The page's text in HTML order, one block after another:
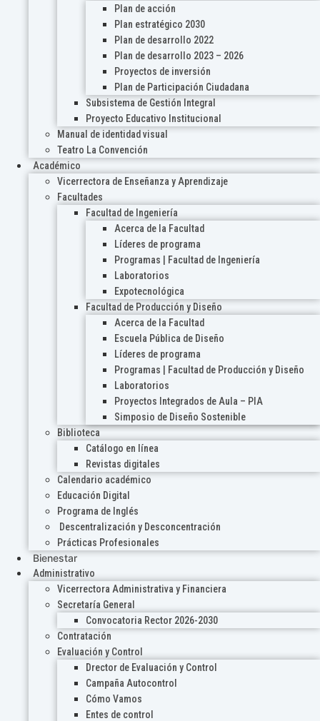
Plan de acción
Plan estratégico 2030
Plan de desarrollo 2022
Plan de desarrollo 2023 – 2026
Proyectos de inversión
Plan de Participación Ciudadana
Subsistema de Gestión Integral
Proyecto Educativo Institucional
Manual de identidad visual
Teatro La Convención
Académico
Vicerrectora de Enseñanza y Aprendizaje
Facultades
Facultad de Ingeniería
Acerca de la Facultad
Líderes de programa
Programas | Facultad de Ingeniería
Laboratorios
Expotecnológica
Facultad de Producción y Diseño
Acerca de la Facultad
Escuela Pública de Diseño
Líderes de programa
Programas | Facultad de Producción y Diseño
Laboratorios
Proyectos Integrados de Aula – PIA
Simposio de Diseño Sostenible
Biblioteca
Catálogo en línea
Revistas digitales
Calendario académico
Educación Digital
Programa de Inglés
Descentralización y Desconcentración
Prácticas Profesionales
Bienestar
Administrativo
Vicerrectora Administrativa y Financiera
Secretaría General
Convocatoria Rector 2026-2030
Contratación
Evaluación y Control
Drector de Evaluación y Control
Campaña Autocontrol
Cómo Vamos
Entes de control